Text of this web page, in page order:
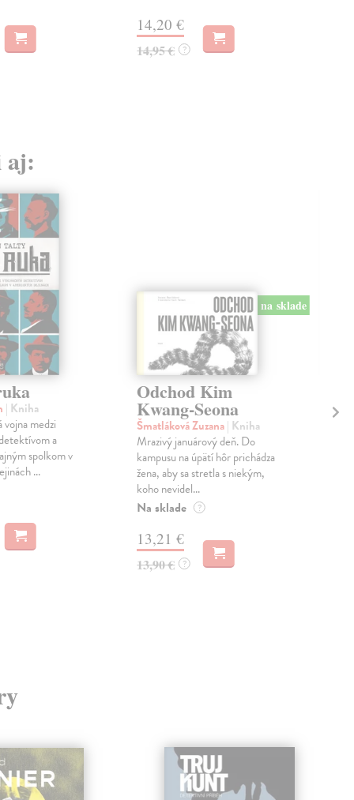
14,20 €
14,95 € ?
aj:
| Kniha
vojna medzi
a
spolkom v
...
na sklade
Odchod Kim
Kwang-Seona
Šmatláková Zuzana| Kniha
Mrazivý januárový deň. Do
kampusu na úpätí hôr prichádza
žena, aby sa stretla s niekým,
koho nevidel...
Na sklade ?
13,21 €
13,90 € ?